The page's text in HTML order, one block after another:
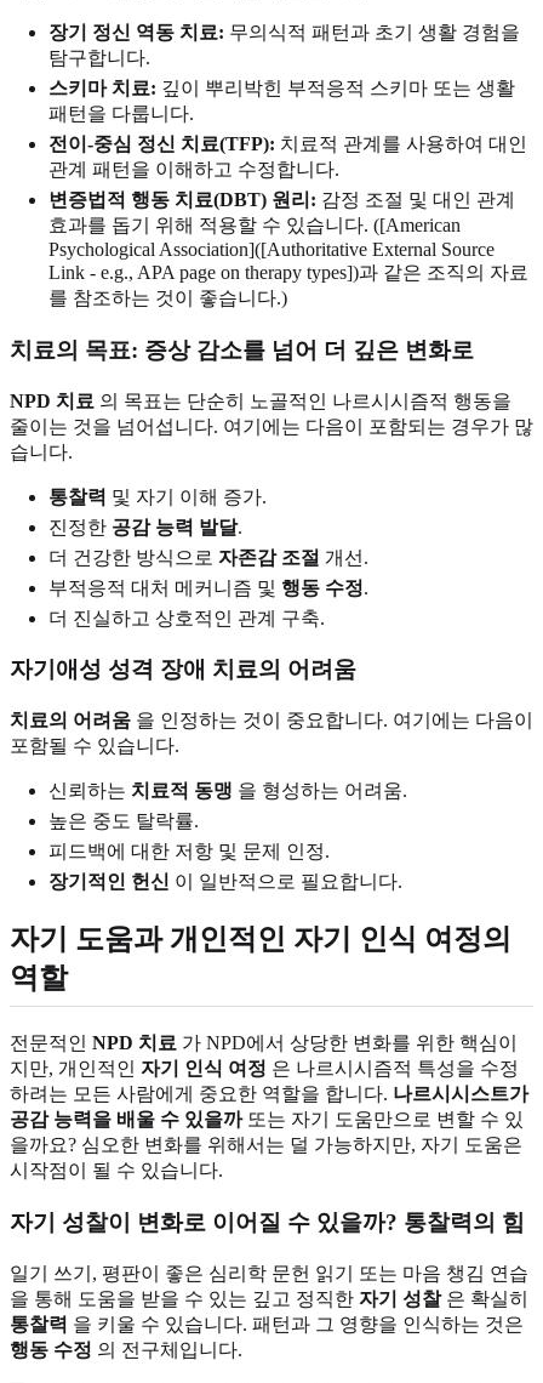
장기 정신 역동 치료: 무의식적 패턴과 초기 생활 경험을
탐구합니다.
스키마 치료: 깊이 뿌리박힌 부적응적 스키마 또는 생활
패턴을 다룹니다.
전이-중심 정신 치료(TFP): 치료적 관계를 사용하여 대인
관계 패턴을 이해하고 수정합니다.
변증법적 행동 치료(DBT) 원리: 감정 조절 및 대인 관계
효과를 돕기 위해 적용할 수 있습니다. ([American
Psychological Association]([Authoritative External Source
Link - e.g., APA page on therapy types])과 같은 조직의 자료
를 참조하는 것이 좋습니다.)
치료의 목표: 증상 감소를 넘어 더 깊은 변화로
NPD 치료 의 목표는 단순히 노골적인 나르시시즘적 행동을
줄이는 것을 넘어섭니다. 여기에는 다음이 포함되는 경우가 많
습니다.
통찰력 및 자기 이해 증가.
진정한 공감 능력 발달.
더 건강한 방식으로 자존감 조절 개선.
부적응적 대처 메커니즘 및 행동 수정.
더 진실하고 상호적인 관계 구축.
자기애성 성격 장애 치료의 어려움
치료의 어려움 을 인정하는 것이 중요합니다. 여기에는 다음이
포함될 수 있습니다.
신뢰하는 치료적 동맹 을 형성하는 어려움.
높은 중도 탈락률.
피드백에 대한 저항 및 문제 인정.
장기적인 헌신 이 일반적으로 필요합니다.
자기 도움과 개인적인 자기 인식 여정의
역할
전문적인 NPD 치료 가 NPD에서 상당한 변화를 위한 핵심이
지만, 개인적인 자기 인식 여정 은 나르시시즘적 특성을 수정
하려는 모든 사람에게 중요한 역할을 합니다. 나르시시스트가
공감 능력을 배울 수 있을까또는 자기 도움만으로 변할 수 있
을까요? 심오한 변화를 위해서는 덜 가능하지만, 자기 도움은
시작점이 될 수 있습니다.
자기 성찰이 변화로 이어질 수 있을까? 통찰력의 힘
일기 쓰기, 평판이 좋은 심리학 문헌 읽기 또는 마음 챙김 연습
을 통해 도움을 받을 수 있는 깊고 정직한 자기 성찰은 확실히
통찰력 을 키울 수 있습니다. 패턴과 그 영향을 인식하는 것은
행동 수정 의 전구체입니다.